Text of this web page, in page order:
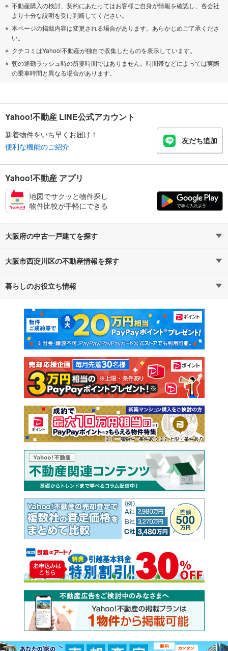
不動産購入の検討、契約にあたってはお客様ご自身が情報を確認し、各会社
より十分な説明を受け判断してください。
本ページの掲載内容は変更される場合があります。あらかじめご了承くださ
い。
クチコミはYahoo!不動産が独自で収集したものを表示しています。
朝の通勤ラッシュ時の所要時間ではありません。時間帯などによっては実際
の乗車時間と異なる場合があります。
Yahoo!不動産 LINE公式アカウント
新着物件をいち早くお届け！
便利な機能のご紹介
友だち追加
Yahoo!不動産 アプリ
地図でサクッと物件探し
物件比較が手軽にできる
大阪府の中古一戸建てを探す
路線・駅から探す
通勤・通学時間から探す
大阪市西淀川区の不動産情報を探す
不動産・住宅
新築マンション 中古マンション
新築一戸建て 中古一戸建て
注文住宅 土地
売却査定
暮らしのお役立ち情報
マンションカタログ 教えて！住まいの先生